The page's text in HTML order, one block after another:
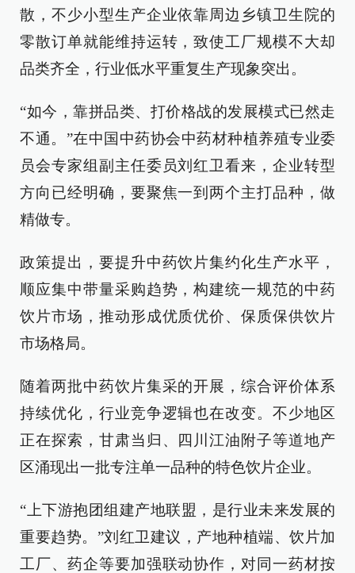
散，不少小型生产企业依靠周边乡镇卫生院的
零散订单就能维持运转，致使工厂规模不大却
品类齐全，行业低水平重复生产现象突出。
“如今，靠拼品类、打价格战的发展模式已然走
不通。”在中国中药协会中药材种植养殖专业委
员会专家组副主任委员刘红卫看来，企业转型
方向已经明确，要聚焦一到两个主打品种，做
精做专。
政策提出，要提升中药饮片集约化生产水平，
顺应集中带量采购趋势，构建统一规范的中药
饮片市场，推动形成优质优价、保质保供饮片
市场格局。
随着两批中药饮片集采的开展，综合评价体系
持续优化，行业竞争逻辑也在改变。不少地区
正在探索，甘肃当归、四川江油附子等道地产
区涌现出一批专注单一品种的特色饮片企业。
“上下游抱团组建产地联盟，是行业未来发展的
重要趋势。”刘红卫建议，产地种植端、饮片加
工厂、药企等要加强联动协作，对同一药材按